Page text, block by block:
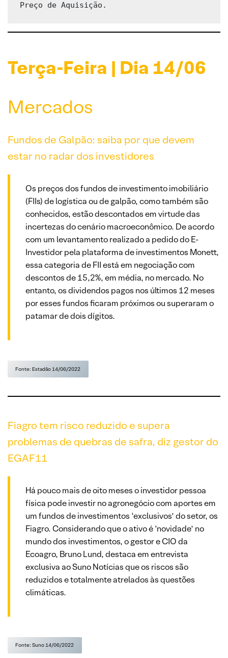
Preço de Aquisição.
Terça-Feira | Dia 14/06
Mercados
Fundos de Galpão: saiba por que devem
estar no radar dos investidores
Os preços dos fundos de investimento imobiliário
(FIIs) de logística ou de galpão, como também são
conhecidos, estão descontados em virtude das
incertezas do cenário macroeconômico. De acordo
com um levantamento realizado a pedido do E-
Investidor pela plataforma de investimentos Monett,
essa categoria de FII está em negociação com
descontos de 15,2%, em média, no mercado. No
entanto, os dividendos pagos nos últimos 12 meses
por esses fundos ficaram próximos ou superaram o
patamar de dois dígitos.
Fonte: Estadão 14/06/2022
Fiagro tem risco reduzido e supera
problemas de quebras de safra, diz gestor do
EGAF11
Há pouco mais de oito meses o investidor pessoa
física pode investir no agronegócio com aportes em
um fundos de investimentos ‘exclusivos’ do setor, os
Fiagro. Considerando que o ativo é ‘novidade’ no
mundo dos investimentos, o gestor e CIO da
Ecoagro, Bruno Lund, destaca em entrevista
exclusiva ao Suno Notícias que os riscos são
reduzidos e totalmente atrelados às questões
climáticas.
Fonte: Suno 14/06/2022